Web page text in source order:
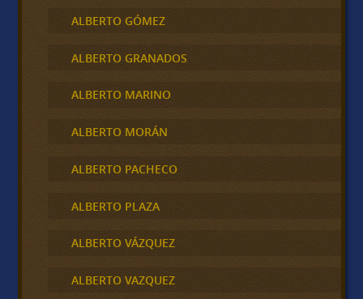
ALBERTO GÓMEZ
ALBERTO GRANADOS
ALBERTO MARINO
ALBERTO MORÁN
ALBERTO PACHECO
ALBERTO PLAZA
ALBERTO VÁZQUEZ
ALBERTO VAZQUEZ